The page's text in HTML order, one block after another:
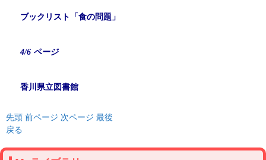
ブックリスト「食の問題」
4/6 ページ
香川県立図書館
先頭 前ページ 次ページ 最後
戻る